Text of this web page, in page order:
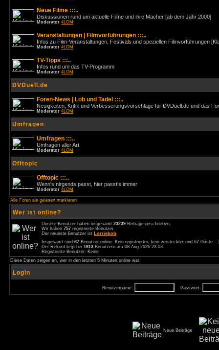
Neue Filme :::..
Diskussionen rund um aktuelle Filme und ihre Macher [ab dem Jahr 2000]
Moderator 4LOM
Veranstaltungen | Filmvorführungen :::..
Infos zu Film-Veranstaltungen, Festivals und speziellen Filmvorführungen
Moderator 4LOM
TV-Tipps :::..
Infos rund um das TV-Programm
Moderator 4LOM
DVDuell.de
Foren-News | Lob und Tadel :::..
Neuigkeiten, Kritik und Verbesserungsvorschläge für DVDuell.de und das
Moderator 4LOM
Umfragen
Umfragen :::..
Umfragen aller Art
Moderator 4LOM
Offtopic
Offtopic :::..
Wenn's nirgends passt, hier passt's immer
Moderator 4LOM
Alle Foren als gelesen markieren
Wer ist online?
Unsere Benutzer haben insgesamt 23239 Beiträge geschrieben.
Wir haben 757 registrierte Benutzer.
Der neueste Benutzer ist Lorriebob.
Insgesamt sind 67 Benutzer online: Kein registrierter, kein versteckter und 67
Der Rekord liegt bei 1613 Benutzern am 08 Aug 2026 23:03.
Registrierte Benutzer: Keine
Diese Daten zeigen an, wer in den letzten 5 Minuten online war.
Login
Benutzername: Passwort:
Neue Beiträge